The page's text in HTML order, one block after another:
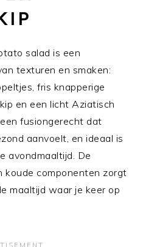
salad is een
texturen en smaken:
fris knapperige
en een licht Aziatisch
fusiongerecht dat
aanvoelt, en ideaal is
avondmaaltijd. De
koude componenten zorgt
maaltijd waar je keer op